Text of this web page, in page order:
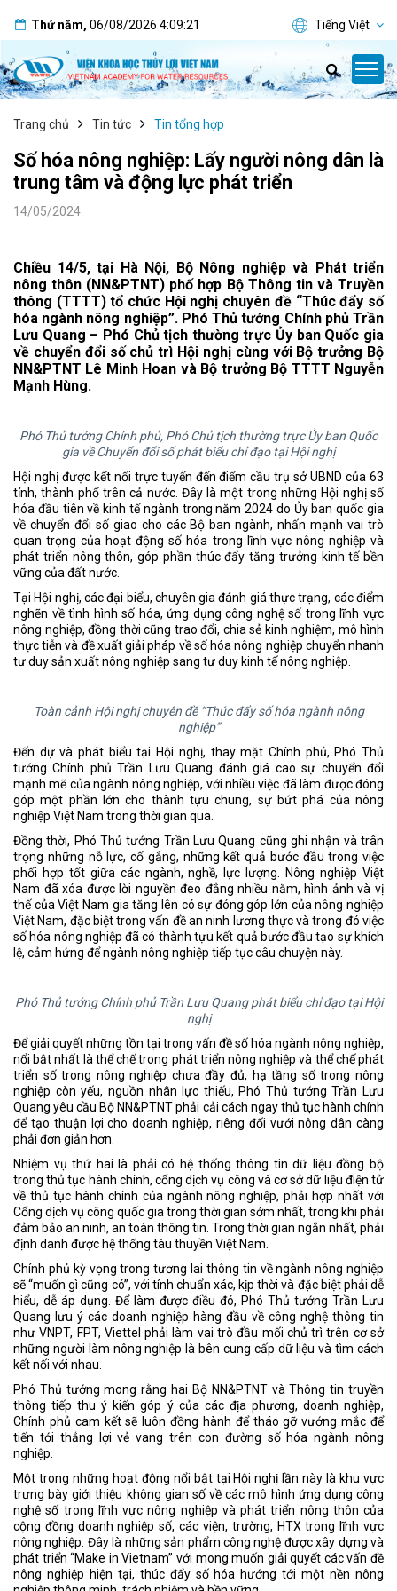
Thứ năm, 06/08/2026 4:09:21 Tiếng Việt
Trang chủ Tin tức Tin tổng hợp
Số hóa nông nghiệp: Lấy người nông dân là
trung tâm và động lực phát triển
14/05/2024
Chiều 14/5, tại Hà Nội, Bộ Nông nghiệp và Phát triển
nông thôn (NN&PTNT) phố hợp Bộ Thông tin và Truyền
thông (TTTT) tổ chức Hội nghị chuyên đề “Thúc đẩy số
hóa ngành nông nghiệp”. Phó Thủ tướng Chính phủ Trần
Lưu Quang – Phó Chủ tịch thường trực Ủy ban Quốc gia
về chuyển đổi số chủ trì Hội nghị cùng với Bộ trưởng Bộ
NN&PTNT Lê Minh Hoan và Bộ trưởng Bộ TTTT Nguyễn
Mạnh Hùng.
Phó Thủ tướng Chính phủ, Phó Chủ tịch thường trực Ủy ban Quốc
gia về Chuyển đổi số phát biểu chỉ đạo tại Hội nghị
Hội nghị được kết nối trực tuyến đến điểm cầu trụ sở UBND của 63
tỉnh, thành phố trên cả nước. Đây là một trong những Hội nghị số
hóa đầu tiên về kinh tế ngành trong năm 2024 do Ủy ban quốc gia
về chuyển đổi số giao cho các Bộ ban ngành, nhấn mạnh vai trò
quan trọng của hoạt động số hóa trong lĩnh vực nông nghiệp và
phát triển nông thôn, góp phần thúc đẩy tăng trưởng kinh tế bền
vững của đất nước.
Tại Hội nghị, các đại biểu, chuyên gia đánh giá thực trạng, các điểm
nghẽn về tình hình số hóa, ứng dụng công nghệ số trong lĩnh vực
nông nghiệp, đồng thời cũng trao đổi, chia sẻ kinh nghiệm, mô hình
thực tiễn và đề xuất giải pháp về số hóa nông nghiệp chuyển nhanh
tư duy sản xuất nông nghiệp sang tư duy kinh tế nông nghiệp.
Toàn cảnh Hội nghị chuyên đề “Thúc đẩy số hóa ngành nông
nghiệp”
Đến dự và phát biểu tại Hội nghị, thay mặt Chính phủ, Phó Thủ
tướng Chính phủ Trần Lưu Quang đánh giá cao sự chuyển đổi
mạnh mẽ của ngành nông nghiệp, với nhiều việc đã làm được đóng
góp một phần lớn cho thành tựu chung, sự bứt phá của nông
nghiệp Việt Nam trong thời gian qua.
Đồng thời, Phó Thủ tướng Trần Lưu Quang cũng ghi nhận và trân
trọng những nỗ lực, cố gắng, những kết quả bước đầu trong việc
phối hợp tốt giữa các ngành, nghề, lực lượng. Nông nghiệp Việt
Nam đã xóa được lời nguyền đeo đẳng nhiều năm, hình ảnh và vị
thế của Việt Nam gia tăng lên có sự đóng góp lớn của nông nghiệp
Việt Nam, đặc biệt trong vấn đề an ninh lương thực và trong đó việc
số hóa nông nghiệp đã có thành tựu kết quả bước đầu tạo sự khích
lệ, cảm hứng để ngành nông nghiệp tiếp tục câu chuyện này.
Phó Thủ tướng Chính phủ Trần Lưu Quang phát biểu chỉ đạo tại Hội
nghị
Để giải quyết những tồn tại trong vấn đề số hóa ngành nông nghiệp,
nổi bật nhất là thể chế trong phát triển nông nghiệp và thể chế phát
triển số trong nông nghiệp chưa đầy đủ, hạ tầng số trong nông
nghiệp còn yếu, nguồn nhân lực thiếu, Phó Thủ tướng Trần Lưu
Quang yêu cầu Bộ NN&PTNT phải cải cách ngay thủ tục hành chính
để tạo thuận lợi cho doanh nghiệp, riêng đối vưới nông dân càng
phải đơn giản hơn.
Nhiệm vụ thứ hai là phải có hệ thống thông tin dữ liệu đồng bộ
trong thủ tục hành chính, cổng dịch vụ công và cơ sở dữ liệu điện tử
về thủ tục hành chính của ngành nông nghiệp, phải hợp nhất với
Cổng dịch vụ công quốc gia trong thời gian sớm nhất, trong khi phải
đảm bảo an ninh, an toàn thông tin. Trong thời gian ngắn nhất, phải
định danh được hệ thống tàu thuyền Việt Nam.
Chính phủ kỳ vọng trong tương lai thông tin về ngành nông nghiệp
sẽ “muốn gì cũng có”, với tính chuẩn xác, kịp thời và đặc biệt phải dễ
hiểu, dễ áp dụng. Để làm được điều đó, Phó Thủ tướng Trần Lưu
Quang lưu ý các doanh nghiệp hàng đầu về công nghệ thông tin
như VNPT, FPT, Viettel phải làm vai trò đầu mối chủ trì trên cơ sở
những người làm nông nghiệp là bên cung cấp dữ liệu và tìm cách
kết nối với nhau.
Phó Thủ tướng mong rằng hai Bộ NN&PTNT và Thông tin truyền
thông tiếp thu ý kiến góp ý của các địa phương, doanh nghiệp,
Chính phủ cam kết sẽ luôn đồng hành để tháo gỡ vướng mắc để
tiến tới thắng lợi vẻ vang trên con đường số hóa ngành nông
nghiệp.
Một trong những hoạt động nổi bật tại Hội nghị lần này là khu vực
trưng bày giới thiệu không gian số về các mô hình ứng dụng công
nghệ số trong lĩnh vực nông nghiệp và phát triển nông thôn của
cộng đồng doanh nghiệp số, các viện, trường, HTX trong lĩnh vực
nông nghiệp. Đây là những sản phẩm công nghệ được xây dựng và
phát triển “Make in Vietnam” với mong muốn giải quyết các vấn đề
nông nghiệp hiện tại, thúc đẩy số hóa hướng tới một nền nông